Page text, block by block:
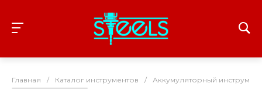
Главная / Каталог инструментов / Аккумуляторный инструмент